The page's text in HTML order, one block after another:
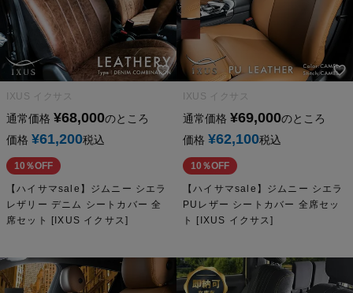
IXUS イクサス
通常価格 ¥68,000のところ
価格 ¥61,200税込
10％OFF
【ハイサマsale】ジムニー シエラ
レザリー デニム シートカバー 全
席セット [IXUS イクサス]
IXUS イクサス
通常価格 ¥69,000のところ
価格 ¥62,100税込
10％OFF
【ハイサマsale】ジムニー シエラ
PUレザー シートカバー 全席セッ
ト [IXUS イクサス]